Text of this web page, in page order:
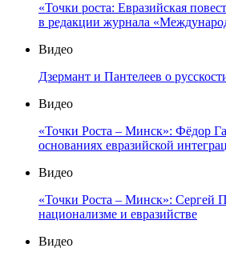
«Точки роста: Евразийская
в редакции журнала
Видео
Дзермант и Пантелеев о
Видео
«Точки Роста – Минск»: Фёдор
основаниях евразийской
Видео
«Точки Роста – Минск»: Сергей
национализме и евразийстве
Видео